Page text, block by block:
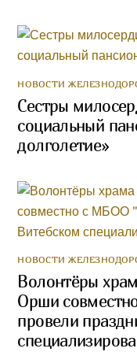
НОВОСТИ
Сестры
социальный
долголетие»
НОВОСТИ
Волонтёры
Орши
провели